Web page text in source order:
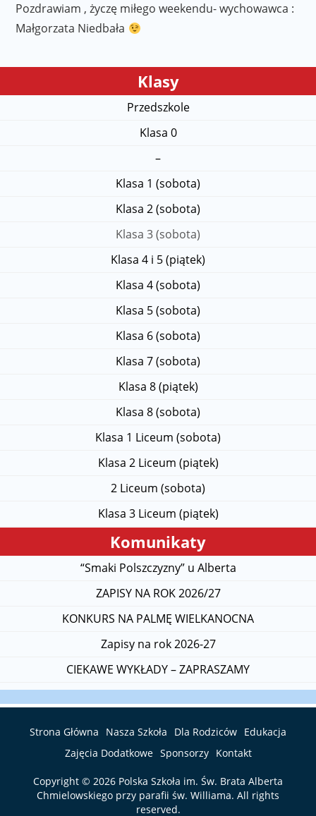
Pozdrawiam , życzę miłego weekendu- wychowawca :
Małgorzata Niedbała
Klasy
Przedszkole
Klasa 0
–
Klasa 1 (sobota)
Klasa 2 (sobota)
Klasa 3 (sobota)
Klasa 4 i 5 (piątek)
Klasa 4 (sobota)
Klasa 5 (sobota)
Klasa 6 (sobota)
Klasa 7 (sobota)
Klasa 8 (piątek)
Klasa 8 (sobota)
Klasa 1 Liceum (sobota)
Klasa 2 Liceum (piątek)
2 Liceum (sobota)
Klasa 3 Liceum (piątek)
Komunikaty
“Smaki Polszczyzny” u Alberta
ZAPISY NA ROK 2026/27
KONKURS NA PALMĘ WIELKANOCNA
Zapisy na rok 2026-27
CIEKAWE WYKŁADY – ZAPRASZAMY
Strona Główna Nasza Szkoła Dla Rodziców Edukacja
Zajęcia Dodatkowe Sponsorzy Kontakt
Copyright © 2026 Polska Szkoła im. Św. Brata Alberta
Chmielowskiego przy parafii św. Williama. All rights
reserved.